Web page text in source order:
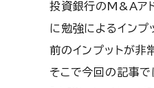
投資銀行のM&Aア
に勉強によるインプ
前のインプットが非
そこで今回の記事で